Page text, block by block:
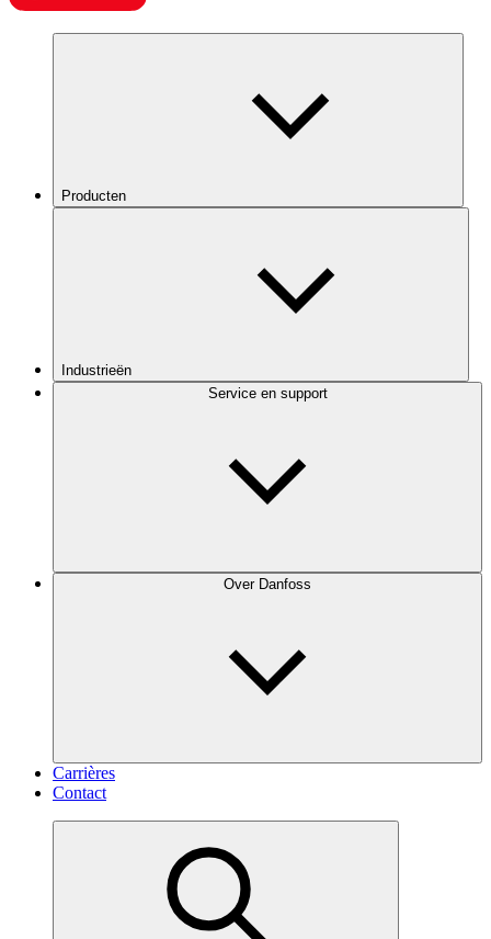
Producten
Industrieën
Service en support
Over Danfoss
Carrières
Contact